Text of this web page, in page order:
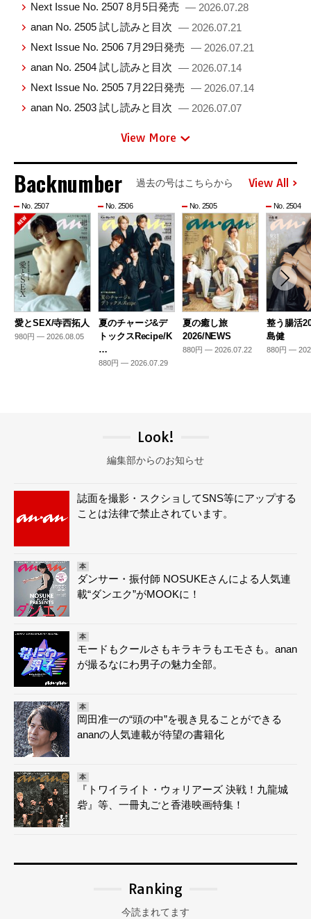
Next Issue No. 2507 8月5日発売 — 2026.07.28
anan No. 2505 試し読みと目次 — 2026.07.21
Next Issue No. 2506 7月29日発売 — 2026.07.21
anan No. 2504 試し読みと目次 — 2026.07.14
Next Issue No. 2505 7月22日発売 — 2026.07.14
anan No. 2503 試し読みと目次 — 2026.07.07
View More
Backnumber 過去の号はこちらから View All
No. 2507
愛とSEX/寺西拓人
980円 — 2026.08.05
No. 2506
夏のチャージ&デ
トックスRecipe/K
…
880円 — 2026.07.29
No. 2505
夏の癒し旅
2026/NEWS
880円 — 2026.07.22
No. 2504
整う腸活
島健
880円 —
Look!
編集部からのお知らせ
誌面を撮影・スクショしてSNS等にアップする
ことは法律で禁止されています。
本
ダンサー・振付師 NOSUKEさんによる人気連
載“ダンエク”がMOOKに！
本
モードもクールさもキラキラもエモさも。anan
が撮るなにわ男子の魅力全部。
本
岡田准一の“頭の中”を覗き見ることができる
ananの人気連載が待望の書籍化
本
『トワイライト・ウォリアーズ 決戦！九龍城
砦』等、一冊丸ごと香港映画特集！
Ranking
今読まれてます